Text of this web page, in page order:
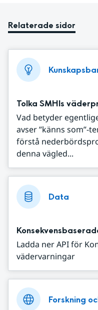
Relaterade sidor
Tolka SMHIs
Vad betyder
avser ”känns som”-
förstå
denna vägled...
Data
Ladda ner API för
vädervarningar
Forskning